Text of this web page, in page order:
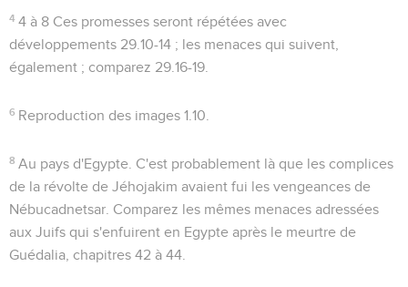
4 4 à 8 Ces promesses seront répétées avec
développements 29.10-14 ; les menaces qui suivent,
également ; comparez 29.16-19
6 Reproduction des images1.10
8 Au pays d'Egypte . C'est probablement là que les complices
de la révolte de Jéhojakim avaient fui les vengeances de
Nébucadnetsar. Comparez les mêmes menaces adressées
aux Juifs qui s'enfuirent en Egypte après le meurtre de
Guédalia, chapitres 42 à 44.